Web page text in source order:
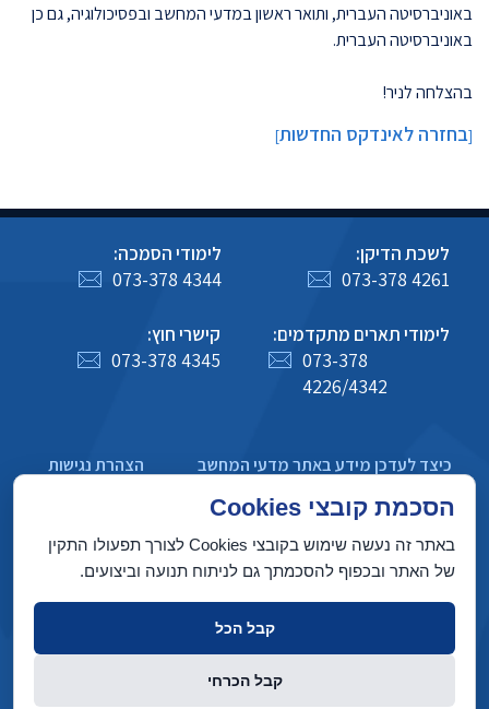
באוניברסיטה העברית, ותואר ראשון במדעי המחשב ובפסיכולוגיה, גם כן
באוניברסיטה העברית.
בהצלחה לניר!
[בחזרה לאינדקס החדשות]
לשכת הדיקן:
073-378 4261
לימודי הסמכה:
073-378 4344
לימודי תארים מתקדמים:
073-378
4226/4342
קישרי חוץ:
073-378 4345
כיצד לעדכן מידע באתר מדעי המחשב
הצהרת נגישות
מדיניות פרטיות
בניין טאוב, הטכניון מכון טכנולוגי לישראל, חיפה 3200003
שמורות
הסכמת קובצי Cookies
באתר זה נעשה שימוש בקובצי Cookies לצורך תפעולו התקין
של האתר ובכפוף להסכמתך גם לניתוח תנועה וביצועים.
קבל הכל
קבל הכרחי